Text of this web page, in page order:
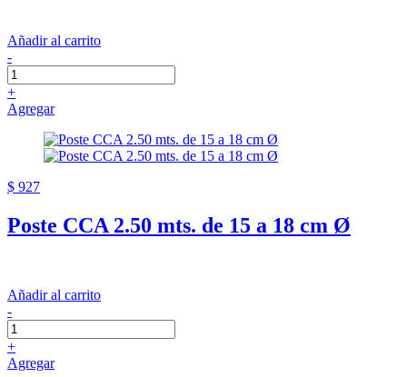
Añadir al carrito
-
+
Agregar
$ 927
Poste CCA 2.50 mts. de 15 a 18 cm Ø
Añadir al carrito
-
+
Agregar